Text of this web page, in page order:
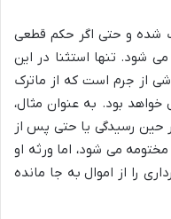
شده و حتی اگر حکم قطعی
شود. تنها استثنا در این
از جرم است که از ماترک
بود. به عنوان مثال،
حین رسیدگی یا حتی پس از
می شود، اما ورثه او
را از اموال به جا مانده